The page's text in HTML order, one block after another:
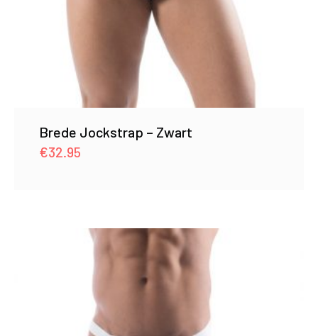
Brede Jockstrap – Zwart
€32.95